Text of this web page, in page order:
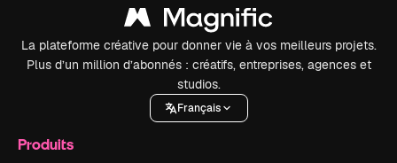
La plateforme créative pour donner vie à vos meilleurs projets.
Plus d’un million d’abonnés : créatifs, entreprises, agences et
studios.
Français
Produits